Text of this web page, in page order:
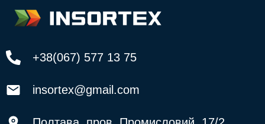
+38(067) 577 13 75
insortex@gmail.com